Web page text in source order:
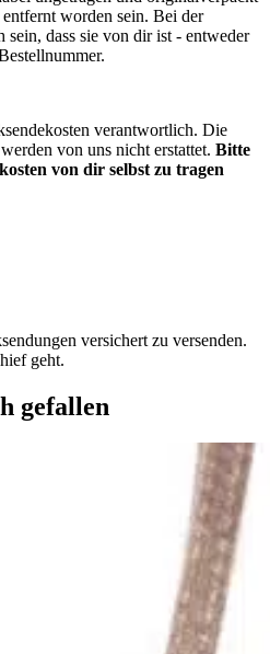
worden sein. Bei der
dass sie von dir ist - entweder
verantwortlich. Die
von uns nicht erstattet. Bitte
von dir selbst zu tragen
versichert zu versenden.
geht.
gefallen